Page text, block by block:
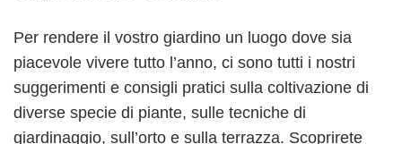
Per rendere il vostro giardino un luogo dove sia
piacevole vivere tutto l’anno, ci sono tutti i nostri
suggerimenti e consigli pratici sulla coltivazione di
diverse specie di piante, sulle tecniche di
giardinaggio, sull’orto e sulla terrazza. Scoprirete